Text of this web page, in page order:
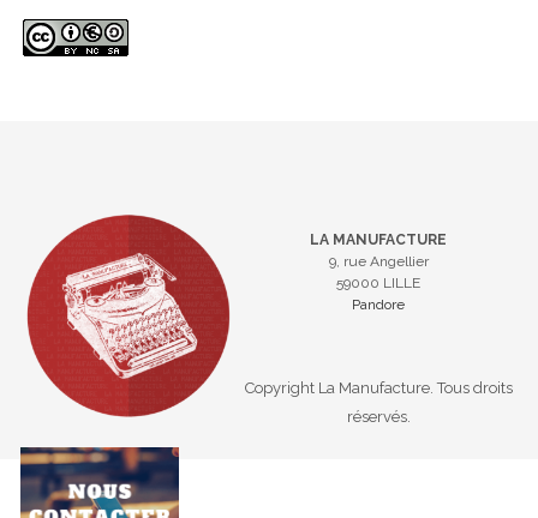
LA MANUFACTURE
9, rue Angellier
59000 LILLE
Pandore
Copyright La Manufacture. Tous droits
réservés.